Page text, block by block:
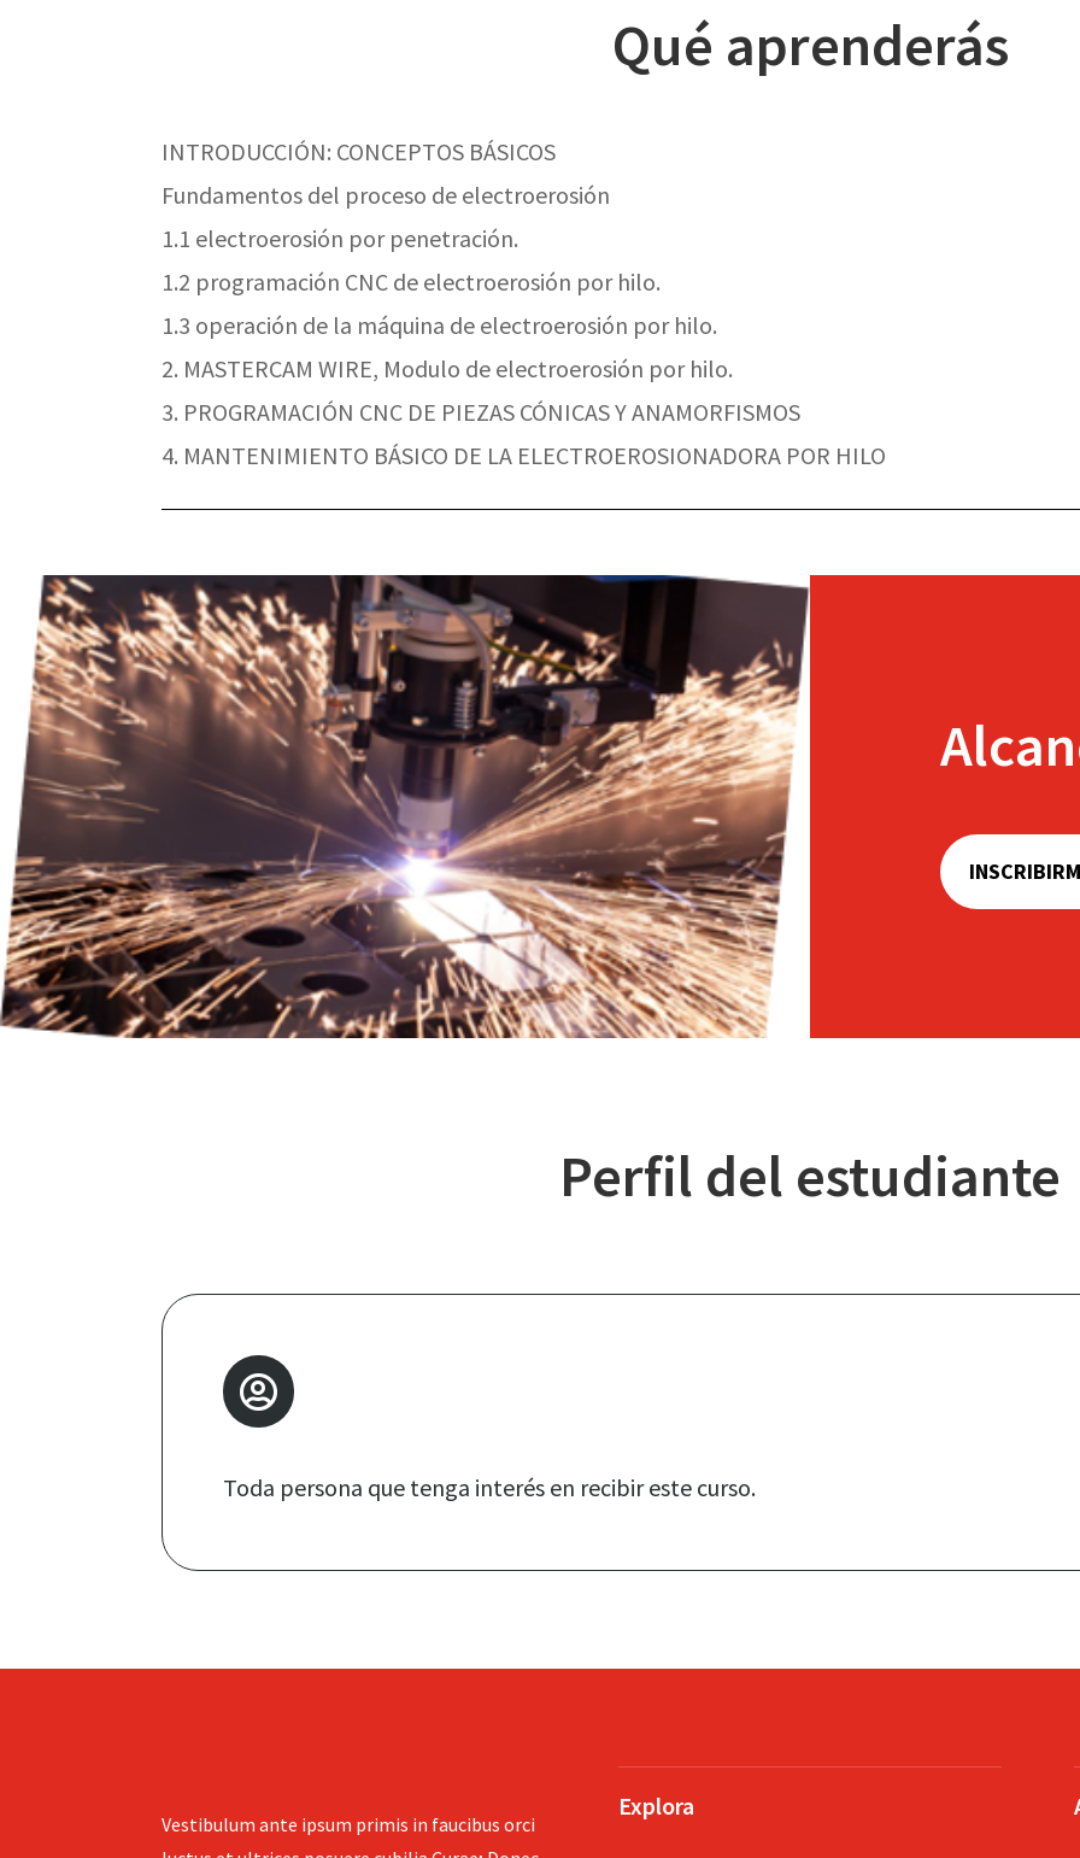
Qué aprenderás
INTRODUCCIÓN: CONCEPTOS BÁSICOS
Fundamentos del proceso de electroerosión
1.1 electroerosión por penetración.
1.2 programación CNC de electroerosión por hilo.
1.3 operación de la máquina de electroerosión por hilo.
2. MASTERCAM WIRE, Modulo de electroerosión por hilo.
3. PROGRAMACIÓN CNC DE PIEZAS CÓNICAS Y ANAMORFISMOS
4. MANTENIMIENTO BÁSICO DE LA ELECTROEROSIONADORA POR HILO
Perfil del estudiante

Toda persona que tenga interés en recibir este curso.
Vestibulum ante ipsum primis in faucibus orci
Explora